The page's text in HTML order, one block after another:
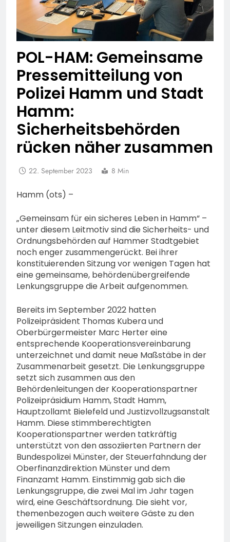
POL-HAM: Gemeinsame
Pressemitteilung von
Polizei Hamm und Stadt
Hamm:
Sicherheitsbehörden
rücken näher zusammen
22. September 2023 8 Min
Hamm (ots) –
„Gemeinsam für ein sicheres Leben in Hamm“ –
unter diesem Leitmotiv sind die Sicherheits- und
Ordnungsbehörden auf Hammer Stadtgebiet
noch enger zusammengerückt. Bei ihrer
konstituierenden Sitzung vor wenigen Tagen hat
eine gemeinsame, behördenübergreifende
Lenkungsgruppe die Arbeit aufgenommen.
Bereits im September 2022 hatten
Polizeipräsident Thomas Kubera und
Oberbürgermeister Marc Herter eine
entsprechende Kooperationsvereinbarung
unterzeichnet und damit neue Maßstäbe in der
Zusammenarbeit gesetzt. Die Lenkungsgruppe
setzt sich zusammen aus den
Behördenleitungen der Kooperationspartner
Polizeipräsidium Hamm, Stadt Hamm,
Hauptzollamt Bielefeld und Justizvollzugsanstalt
Hamm. Diese stimmberechtigten
Kooperationspartner werden tatkräftig
unterstützt von den assoziierten Partnern der
Bundespolizei Münster, der Steuerfahndung der
Oberfinanzdirektion Münster und dem
Finanzamt Hamm. Einstimmig gab sich die
Lenkungsgruppe, die zwei Mal im Jahr tagen
wird, eine Geschäftsordnung. Die sieht vor,
themenbezogen auch weitere Gäste zu den
jeweiligen Sitzungen einzuladen.